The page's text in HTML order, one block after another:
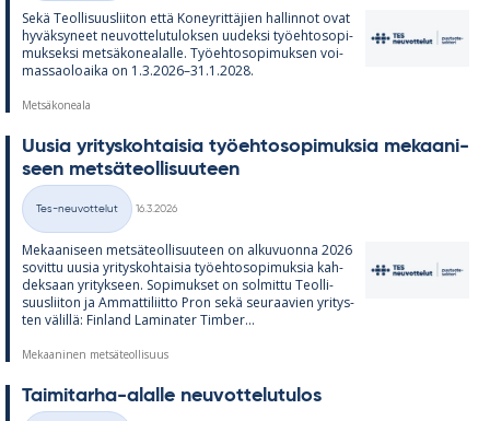
Sekä Teol­li­suus­lii­ton että Ko­ney­rit­tä­jien hal­lin­not ovat
hy­väk­sy­neet neu­vot­te­lu­tu­lok­sen uu­deksi työ­eh­to­so­pi­
muk­seksi met­sä­ko­nea­lalle. Työ­eh­to­so­pi­muk­sen voi­
mas­sao­loaika on 1.3.2026–31.1.2028.
Metsäkoneala
Uusia yri­tys­koh­tai­sia työ­eh­to­so­pi­muk­sia me­kaa­ni­
seen met­sä­teol­li­suu­teen
Kategoriat
Tes-neuvottelut
16.3.2026
Me­kaa­ni­seen met­sä­teol­li­suu­teen on al­ku­vuonna 2026
so­vittu uusia yri­tys­koh­tai­sia työ­eh­to­so­pi­muk­sia kah­
dek­saan yri­tyk­seen. So­pi­muk­set on sol­mittu Teol­li­
suus­lii­ton ja Am­mat­ti­liitto Pron sekä seu­raa­vien yri­tys­
ten vä­lillä: Fin­land La­mi­na­ter Tim­ber...
Mekaaninen metsäteollisuus
Tai­mi­tarha-alalle neu­vot­te­lu­tu­los